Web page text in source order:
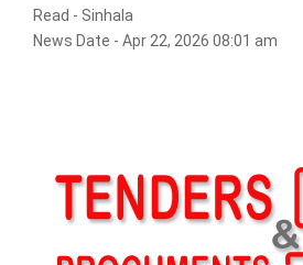
Read - Sinhala
News Date - Apr 22, 2026 08:01 am